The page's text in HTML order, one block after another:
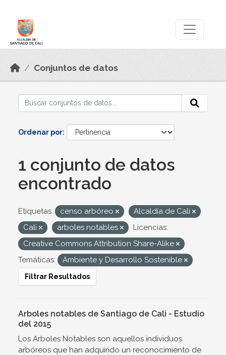
Conjuntos de datos
Ordenar por
1 conjunto de datos
encontrado
Etiquetas: censo arbóreo
Alcaldía de Cali
Cali
arboles notables
Licencias:
Creative Commons Attribution Share-Alike
Temáticas:
Ambiente y Desarrollo Sostenible
Filtrar Resultados
Arboles notables de Santiago de Cali - Estudio
del 2015
Los Arboles Notables son aquellos individuos
arbóreos que han adquirido un reconocimiento de